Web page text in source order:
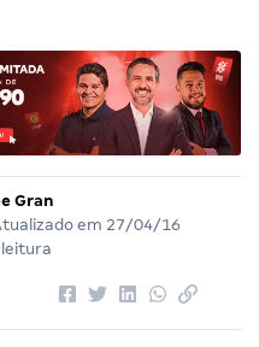
Gran
em 27/04/16
leitura